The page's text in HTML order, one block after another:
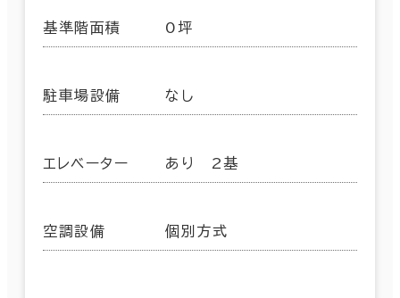
基準階面積 0坪
駐車場設備 なし
エレベーター あり 2基
空調設備 個別方式